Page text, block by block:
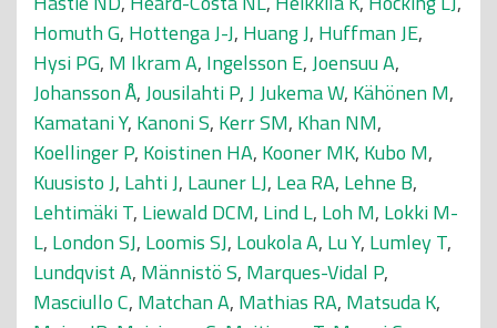
Homuth G, Hottenga J-J, Huang J, Huffman JE,
Hysi PG, M Ikram A, Ingelsson E,Joensuu A,
Johansson Å,Jousilahti P,J Jukema W, Kähönen M,
Kamatani Y, Kanoni S, Kerr SM, Khan NM,
Koellinger P, Koistinen HA, Kooner MK, Kubo M,
Kuusisto J, Lahti J, Launer LJ, Lea RA, Lehne B,
Lehtimäki T, Liewald DCM, Lind L, Loh M, Lokki M-
L, London SJ, Loomis SJ, Loukola A, Lu Y, Lumley T,
Lundqvist A, Männistö S, Marques-Vidal P,
Masciullo C, Matchan A, Mathias RA, Matsuda K,